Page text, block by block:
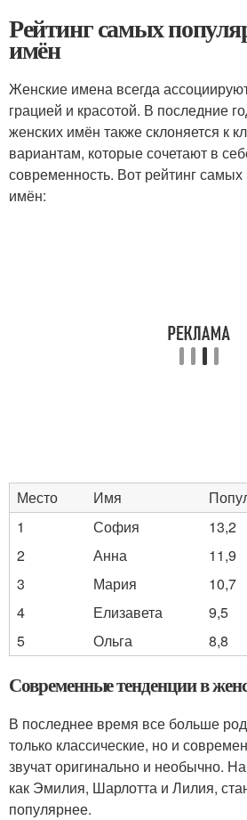
Рейтинг самых
имён
Женские имена всегда
грацией и красотой. В последние
женских имён также склоняется к
вариантам, которые сочетают в
современность. Вот рейтинг
имён:
Место Имя
1
София
13,2
2
Анна
11,9
3
Мария
10,7
4
Елизавета
9,5
5
Ольга 8,8
Современные тенденции в
В последнее время все больше
только классические, но и
звучат оригинально и необычно.
как Эмилия, Шарлотта и Лилия,
популярнее.